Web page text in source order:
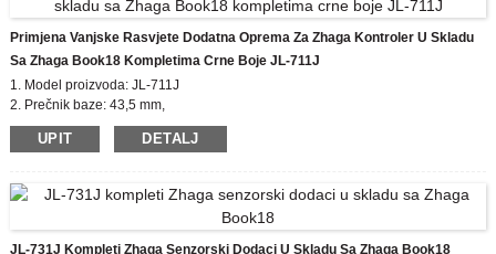
Primjena Vanjske Rasvjete Dodatna Oprema Za Zhaga Kontroler U Skladu
Sa Zhaga Book18 Kompletima Crne Boje JL-711J
1. Model proizvoda: JL-711J
2. Prečnik baze: 43,5 mm,
Zhaga Visina poklopca: 35 mm
3. Certifikat: EU zhaga, CE
5. Usklađeni standard: zhaga book18
UPIT DETALJ
JL-731J Kompleti Zhaga Senzorski Dodaci U Skladu Sa Zhaga Book18